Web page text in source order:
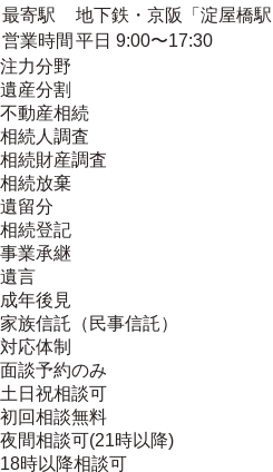
最寄駅
地下鉄・京阪「淀屋橋
営業時間 平日 9:00〜17:30
注力分野
遺産分割
不動産相続
相続人調査
相続財産調査
相続放棄
遺留分
相続登記
事業承継
遺言
成年後見
家族信託（民事信託）
対応体制
面談予約のみ
土日祝相談可
初回相談無料
夜間相談可(21時以降)
18時以降相談可